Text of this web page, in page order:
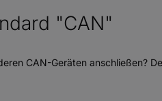
"CAN"
CAN-Geräten anschließen?